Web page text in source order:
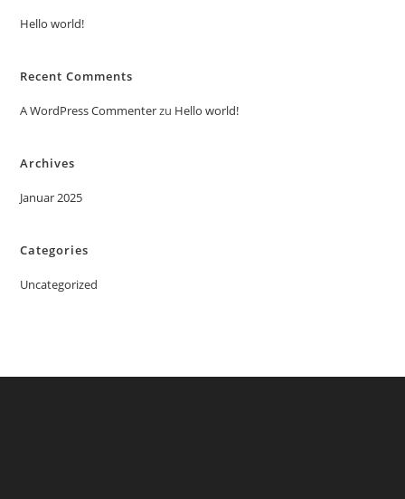
Hello world!
Recent Comments
A WordPress Commenterzu Hello world!
Archives
Januar 2025
Categories
Uncategorized